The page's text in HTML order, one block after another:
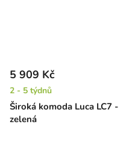
Široká komoda Luca LC7 -
zelená
5 909 Kč
2 - 5 týdnů